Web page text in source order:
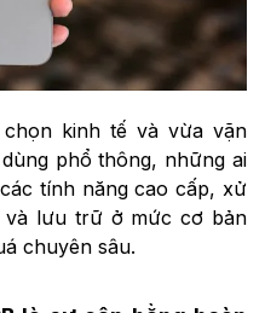
kinh tế và vừa vặn
phổ thông, những ai
tính năng cao cấp, xử
và lưu trữ ở mức cơ bản
chuyên sâu.